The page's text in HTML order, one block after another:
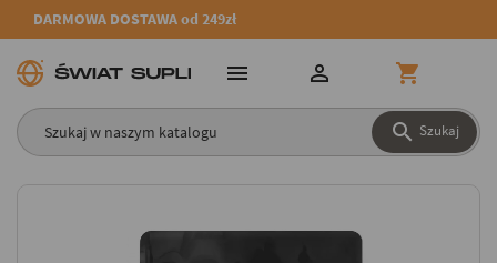
DARMOWA DOSTAWA od 249zł
 Szukaj
  